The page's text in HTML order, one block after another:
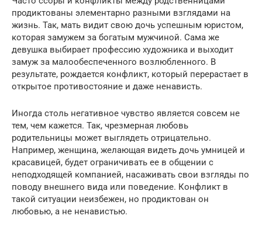
продиктованы элементарно разными взглядами на
жизнь. Так, мать видит свою дочь успешным юристом,
которая замужем за богатым мужчиной. Сама же
девушка выбирает профессию художника и выходит
замуж за малообеспеченного возлюбленного. В
результате, рождается конфликт, который перерастает в
открытое противостояние и даже ненависть.
Иногда столь негативное чувство является совсем не
тем, чем кажется. Так, чрезмерная любовь
родительницы может выглядеть отрицательно.
Например, женщина, желающая видеть дочь умницей и
красавицей, будет ограничивать ее в общении с
неподходящей компанией, насаживать свои взгляды по
поводу внешнего вида или поведение. Конфликт в
такой ситуации неизбежен, но продиктован он
любовью, а не ненавистью.